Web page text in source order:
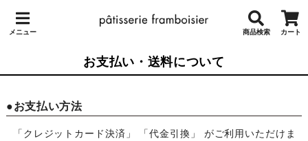
メニュー 商品検索 カート
お支払い・送料について
●お支払い方法
「クレジットカード決済」 「代金引換」 がご利用いただけま